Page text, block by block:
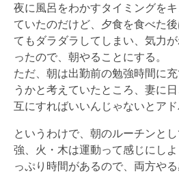
夜に風呂をわかすタイミングを
ていたのだけど、夕食を食べた
てもダラダラしてしまい、気力
ったので、朝やることにする。
ただ、朝は出勤前の勉強時間に
うかと考えていたところ、妻に
互にすればいいんじゃないとアド
というわけで、朝のルーチンと
強、火・木は運動って感じにし
っぷり時間があるので、両方やる